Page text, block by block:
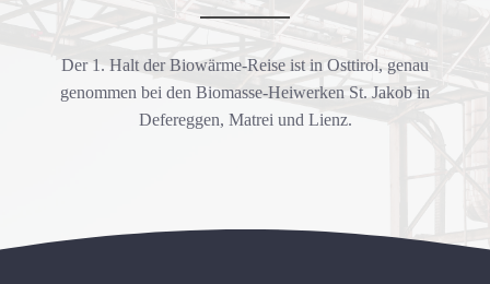
Der 1. Halt der Biowärme-Reise ist in Osttirol, genau
genommen bei den Biomasse-Heiwerken St. Jakob in
Defereggen, Matrei und Lienz.